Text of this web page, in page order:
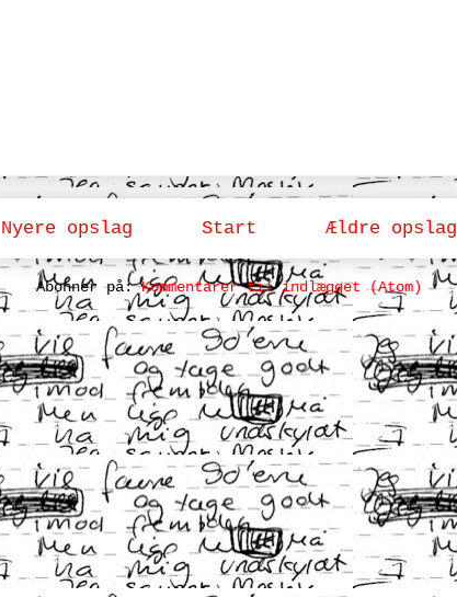
Nyere opslag Ældre opslag
Start
Abonner på:Kommentarer til indlægget (Atom)